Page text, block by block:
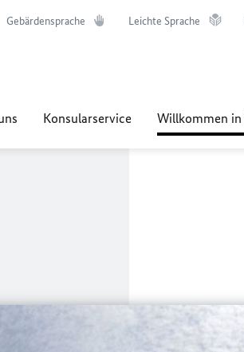
Gebärdensprache Leichte Sprache
Konsularservice Willkommen